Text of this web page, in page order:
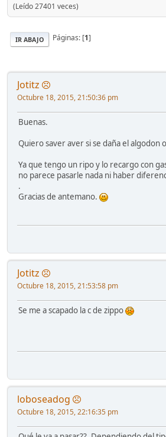
(Leído 27401 veces)
IR ABAJO Páginas: [1]
Jotitz
Octubre 18, 2015, 21:50:36 pm
Buenas.
Quiero saver aver si se daña el algodon
Ya que tengo un ripo y lo recargo con
no parece pasarle nada ni haber
.
Gracias de antemano.
Jotitz
Octubre 18, 2015, 21:53:58 pm
Se me a scapado la c de zippo
loboseadog
Octubre 18, 2015, 22:16:35 pm